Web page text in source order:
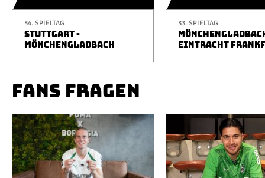
34. SPIELTAG
STUTTGART -
MÖNCHENGLADBACH
33. SPIELTAG
EINTRACHT
FANS FRAGEN